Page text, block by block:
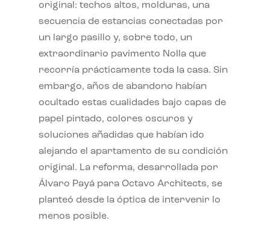
original: techos altos, molduras, una
secuencia de estancias conectadas por
un largo pasillo y, sobre todo, un
extraordinario pavimento Nolla que
recorría prácticamente toda la casa. Sin
embargo, años de abandono habían
ocultado estas cualidades bajo capas de
papel pintado, colores oscuros y
soluciones añadidas que habían ido
alejando el apartamento de su condición
original. La reforma, desarrollada por
Álvaro Payá para Octavo Architects, se
planteó desde la óptica de intervenir lo
menos posible.